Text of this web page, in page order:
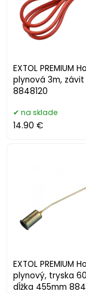
EXTOL PREMIUM
plynová 3m,
8848120
na sklade
14.90 €
EXTOL PREMIUM
plynový, tryska
dĺžka 455mm